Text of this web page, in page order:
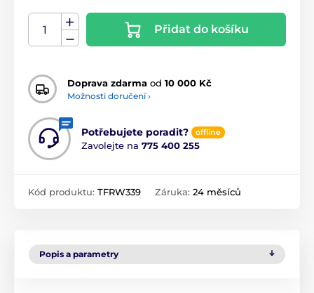
Přidat do košíku
Doprava zdarma od 10 000 Kč
Možnosti doručení ›
Potřebujete poradit? offline
Zavolejte na 775 400 255
Kód produktu: TFRW339 Záruka: 24 měsíců
Popis a parametry